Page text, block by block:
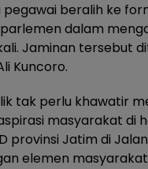
pegawai beralih ke
dalam
Jaminan tersebut
Kuncoro.
tak perlu khawatir
masyarakat di
provinsi Jatim di
elemen